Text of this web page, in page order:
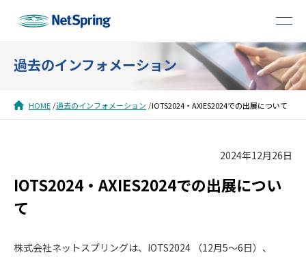
過去のインフォメーション
HOME 過去のインフォメーション IOTS2024・AXIES2024での出展について
2024年12月26日
IOTS2024・AXIES2024での出展につい
て
株式会社ネットスプリングは、IOTS2024 （12月5～6日）、